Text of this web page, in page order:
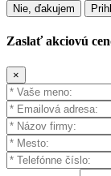
Nie, ďakujem
Zaslať akciovú
×